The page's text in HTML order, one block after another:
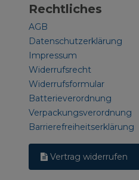
Rechtliches
AGB
Datenschutzerklärung
Impressum
Widerrufsrecht
Widerrufsformular
Batterieverordnung
Verpackungsverordnung
Barrierefreiheitserklärung
Vertrag widerrufen